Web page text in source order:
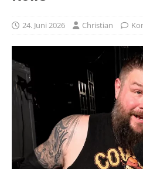
24. Juni 2026 Christian